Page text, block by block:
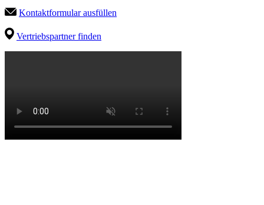
Kontaktformular ausfüllen
Vertriebspartner finden